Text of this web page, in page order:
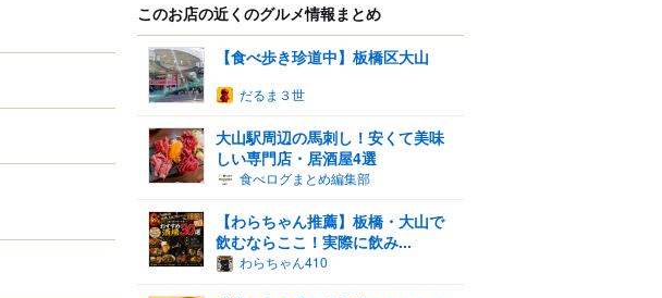
このお店の近くのグルメ情報まとめ
【食べ歩き珍道中】板橋区大山
だるま３世
大山駅周辺の馬刺し！安くて美味
しい専門店・居酒屋4選
食べログまとめ編集部
【わらちゃん推薦】板橋・大山で
飲むならここ！実際に飲み...
わらちゃん410